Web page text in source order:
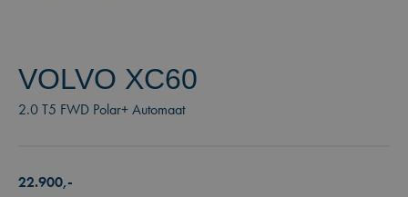
VOLVO XC60
2.0 T5 FWD Polar+ Automaat
22.900,-